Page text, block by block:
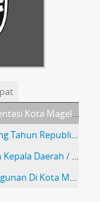
Kota Magelang
Republik Indonesia
/ Pejabat Negara
Di Kota Magelang